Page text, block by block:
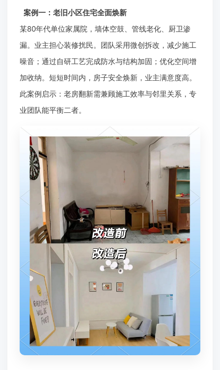
案例一：老旧小区住宅全面焕新
某80年代单位家属院，墙体空鼓、管线老化、厨卫渗
漏。业主担心装修扰民。团队采用微创拆改，减少施工
噪音；通过自研工艺完成防水与结构加固；优化空间增
加收纳。短短时间内，房子安全焕新，业主满意度高。
此案例启示：老房翻新需兼顾施工效率与邻里关系，专
业团队能平衡二者。